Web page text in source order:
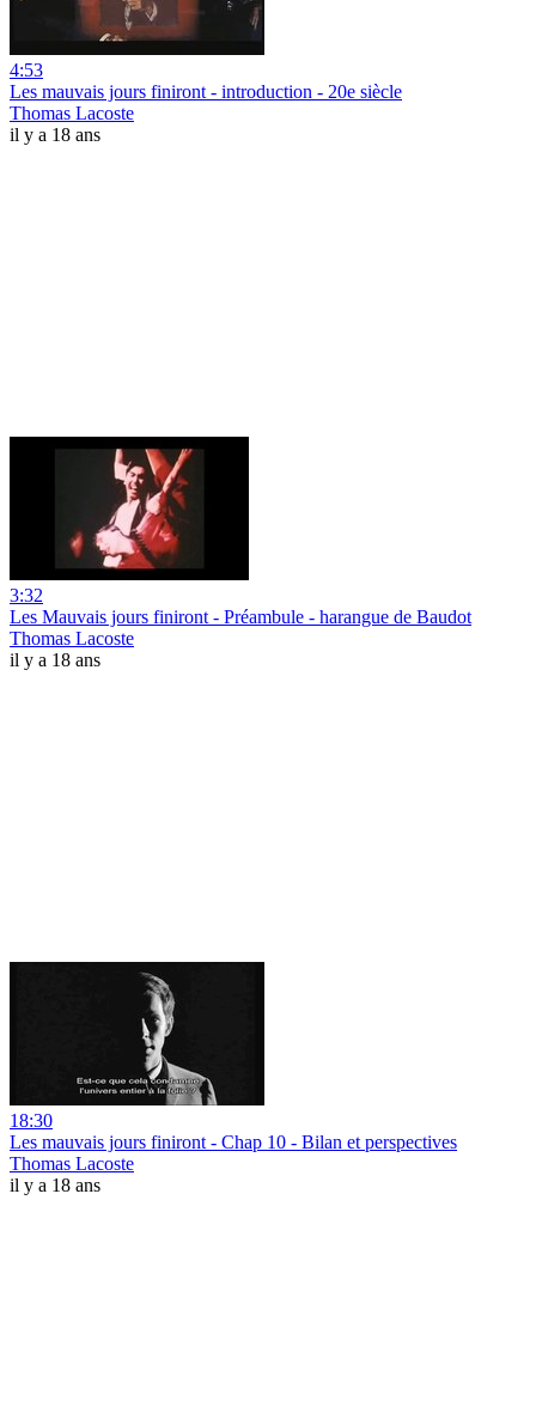
4:53
Les mauvais jours finiront - introduction - 20e siècle
Thomas Lacoste
il y a 18 ans
3:32
Les Mauvais jours finiront - Préambule - harangue de Baudot
Thomas Lacoste
il y a 18 ans
18:30
Les mauvais jours finiront - Chap 10 - Bilan et perspectives
Thomas Lacoste
il y a 18 ans